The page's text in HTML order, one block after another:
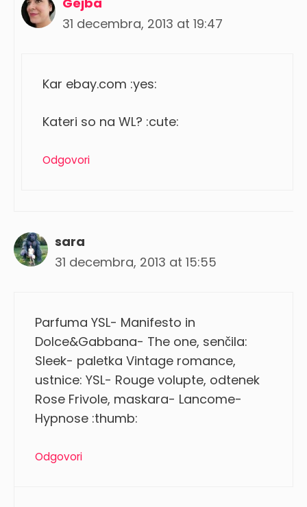
31 decembra, 2013 at 19:47
Kar ebay.com :yes:
Kateri so na WL? :cute:
Odgovori
sara
31 decembra, 2013 at 15:55
Parfuma YSL- Manifesto in
Dolce&Gabbana- The one, senčila:
Sleek- paletka Vintage romance,
ustnice: YSL- Rouge volupte, odtenek
Rose Frivole, maskara- Lancome-
Hypnose :thumb:
Odgovori